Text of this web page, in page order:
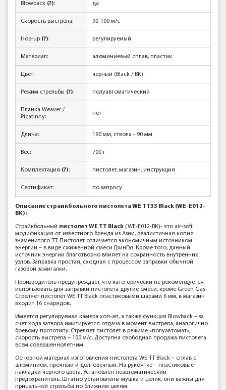
Blowback (?): да
Скорость выстрела: 90-100 м/с
Hop-up (?): регулируемый
Материал: алюминиевый сплав, пластик
Цвет: черный (Black / BK)
Режим стрельбы (?): полуавтоматический
Планка Weaver /
Picatinny:
нет
Длина: 190 мм, ствола - 90 мм
Вес: 700 г
Комплектация (?): пистолет, магазин, инструкция
Сертификат: по запросу
Описание страйкбольного пистолета WE TT33 Black (WE-E012-
BK):
Страйкбольный пистолет WE TT Black (WE-E012-BK)- это air-soft
модификация от известного бренда из Азии, реалистичная копия
знаменитого ТТ. Пистолет отличается экономичным источником
энергии – в виде сжиженной смеси ГринГаз. Кроме того, данный
источник энергии благотворно влияет на сохранность внутренних
узлов. Заправка простая, сходная с процессом заправки обычной
газовой зажигалки.
Производитель предупреждает, что категорически не рекомендуется
использовать для заправки пистолета другие смеси, кроме Green Gas.
Стреляет пистолет WE TT Black пластиковыми шарами 6 мм, в магазин
входит 16 снарядов.
Имеется регулируемая камера хоп-ап, а также функция Blowback – за
счет хода затвора имитируется отдача в момент выстрела, аналогично
боевому прототипу. Стреляет пистолет в режиме «полуавтомат»,
скорость выстрела – 100 м/с. Доступна свободная продажа пистолета
всем совершеннолетним.
Основной материал изготовления пистолета WE TT Black – сплав с
алюминием, прочный и долговечный. На рукоятке – пластиковые
накладки черного цвета. Установлен неавтоматический
предохранитель. Штатно установлены мушка и целик, они важны для
прицельной стрельбы по ближним целям.